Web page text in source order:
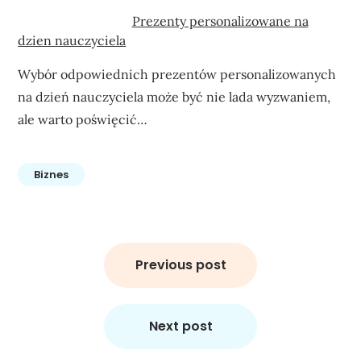
Prezenty personalizowane na
dzien nauczyciela
Wybór odpowiednich prezentów personalizowanych
na dzień nauczyciela może być nie lada wyzwaniem,
ale warto poświęcić…
Biznes
Previous post
Next post